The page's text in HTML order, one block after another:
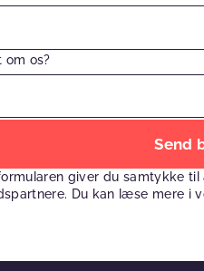
om os?
giver du samtykke
Du kan læse mere i